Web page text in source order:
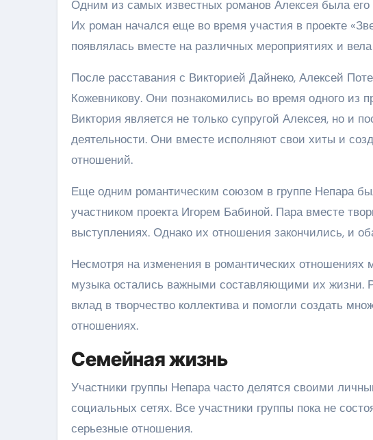
Одним из самых известных романов Алексея была
Их роман начался еще во время участия в проекте
появлялась вместе на различных мероприятиях и
После расставания с Викторией Дайнеко, Алексей
Кожевникову. Они познакомились во время одного из
Виктория является не только супругой Алексея, но и
деятельности. Они вместе исполняют свои хиты и
отношений.
Еще одним романтическим союзом в группе Непара
участником проекта Игорем Бабиной. Пара вместе
выступлениях. Однако их отношения закончились, и
Несмотря на изменения в романтических
музыка остались важными составляющими их жизни.
вклад в творчество коллектива и помогли создать
отношениях.
Семейная жизнь
Участники группы Непара часто делятся своими
социальных сетях. Все участники группы пока не
серьезные отношения.